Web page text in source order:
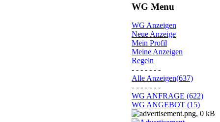
WG Menu
WG Anzeigen
Neue Anzeige
Mein Profil
Meine Anzeigen
Regeln
- - - - - - -
Alle Anzeigen(637)
- - - - - - -
WG ANFRAGE (622)
WG ANGEBOT (15)